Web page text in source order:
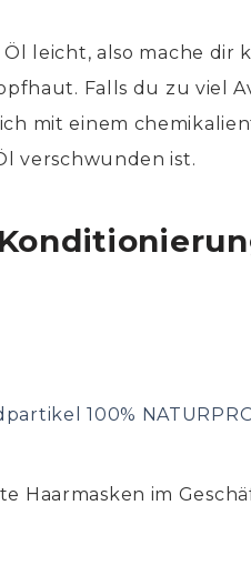
leicht, also mache dir
Falls du zu viel
mit einem
verschwunden ist.
100%
Haarmasken im